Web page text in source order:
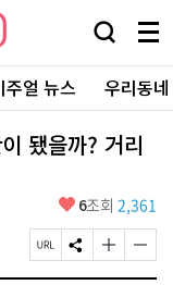
검
창
열
기
메
뉴
전
체
보
주얼 뉴스 우리동
됐을까? 거리
좋
요
6조회 2,361
페
이
S
N
글
자
글
자